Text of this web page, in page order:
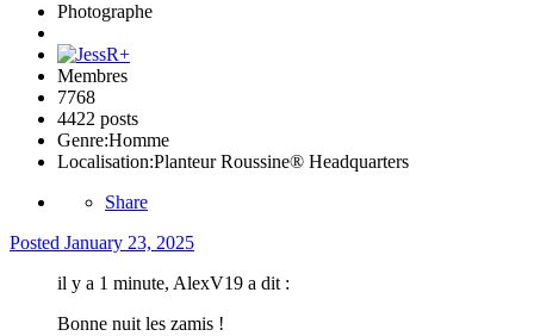
Photographe
Membres
7768
4422 posts
Genre:Homme
Localisation:Planteur Roussine® Headquarters
Share
Posted January 23, 2025
il y a 1 minute, AlexV19 a dit :
Bonne nuit les zamis !